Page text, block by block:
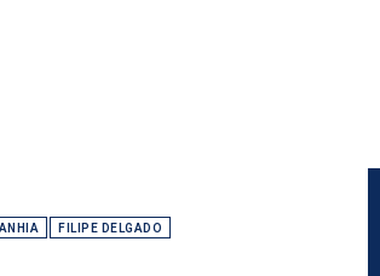
FILIPE DELGADO